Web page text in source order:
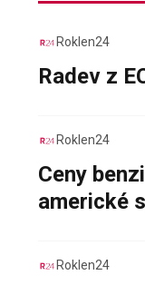
Roklen24
Radev z
Roklen24
Ceny
americké
Roklen24